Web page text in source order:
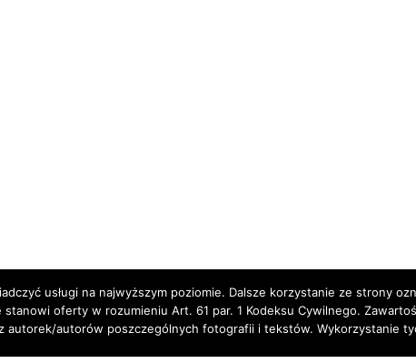
usługi na najwyższym poziomie. Dalsze korzystanie ze strony
oferty w rozumieniu Art. 61 par. 1 Kodeksu Cywilnego.
autorek/autorów poszczególnych fotografii i tekstów. Wykorzystanie